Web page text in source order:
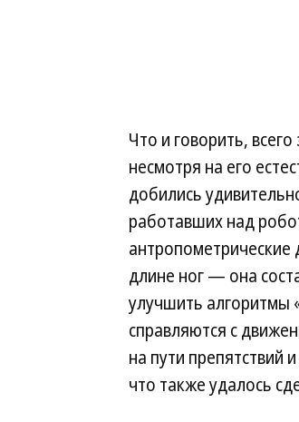
Что и говорить,
несмотря на его
добились
работавших над
длине ног — она
улучшить алгоритмы
справляются с
на пути
что также удалось